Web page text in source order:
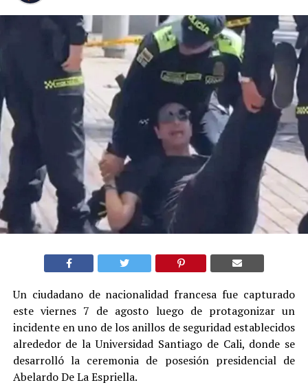
Un ciudadano de nacionalidad francesa fue capturado
este viernes 7 de agosto luego de protagonizar un
incidente en uno de los anillos de seguridad establecidos
alrededor de la Universidad Santiago de Cali, donde se
desarrolló la ceremonia de posesión presidencial de
Abelardo De La Espriella.